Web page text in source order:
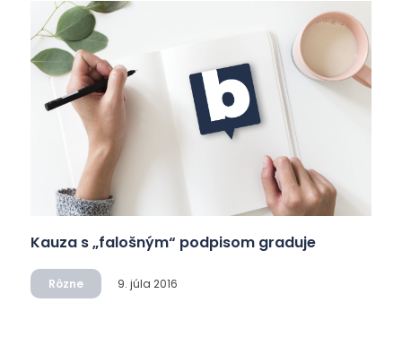
Kauza s „falošným“ podpisom graduje
Rôzne 9. júla 2016